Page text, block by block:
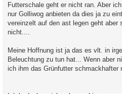
Futterschale geht er nicht ran. Aber
nur Golliwog anbieten da dies ja zu
vereinzelt auf den ast legen geht aber
nicht....
Meine Hoffnung ist ja das es vlt. in
Beleuchtung zu tun hat... Wenn aber
ich ihm das Grünfutter schmackhafter